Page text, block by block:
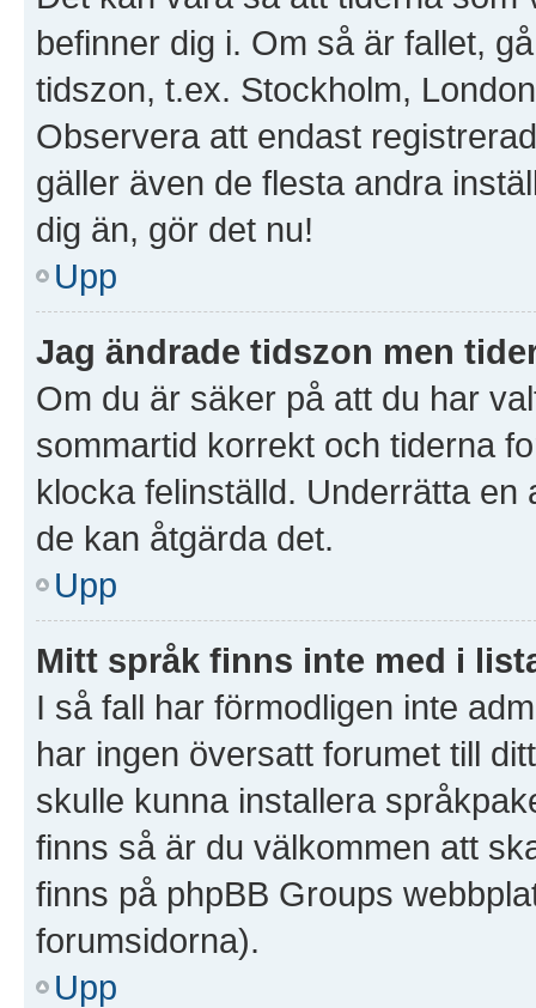
befinner dig i. Om så är fallet,
tidszon, t.ex. Stockholm,
Observera att endast
gäller även de flesta andra
dig än, gör det nu!
Upp
Jag ändrade tidszon men
Om du är säker på att du har
sommartid korrekt och tiderna
klocka felinställd. Underrätta
de kan åtgärda det.
Upp
Mitt språk finns inte med i
I så fall har förmodligen inte
har ingen översatt forumet till
skulle kunna installera
finns så är du välkommen att
finns på phpBB Groups
forumsidorna).
Upp